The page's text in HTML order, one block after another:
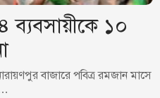
ব্যবসায়ীকে ১০
বাজারে পবিত্র রমজান মাসে